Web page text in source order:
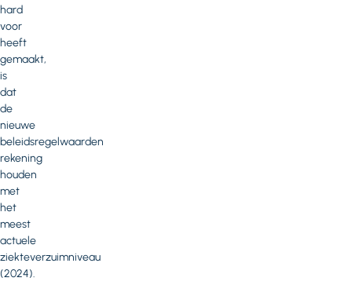
hard
voor
heeft
gemaakt,
is
dat
de
nieuwe
beleidsregelwaarden
rekening
houden
met
het
meest
actuele
ziekteverzuimniveau
(2024).